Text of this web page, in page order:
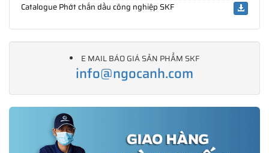
Catalogue Phớt chắn dầu công nghiệp SKF
E MAIL BÁO GIÁ SẢN PHẨM SKF
info@ngocanh.com